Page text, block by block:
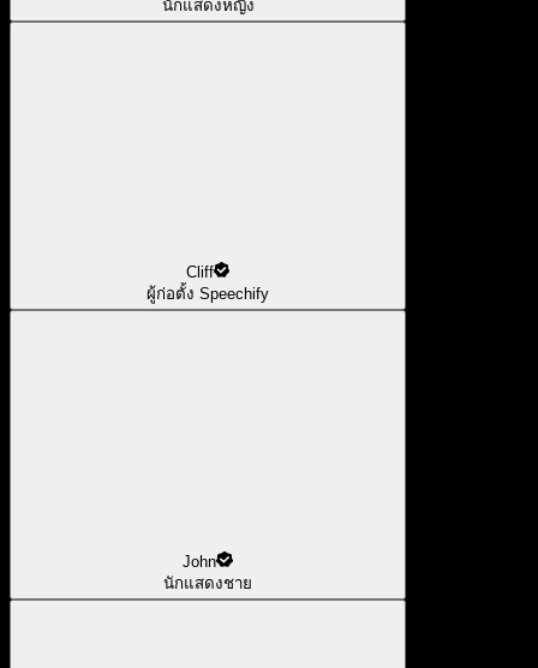
นักแสดงหญิง
Cliff
ผู้ก่อตั้ง Speechify
John
นักแสดงชาย